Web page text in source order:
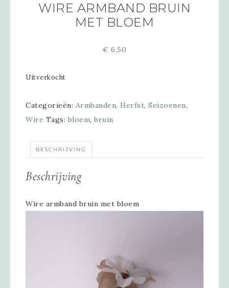
WIRE ARMBAND BRUIN
MET BLOEM
€ 6,50
Uitverkocht
Categorieën: Armbanden, Herfst, Seizoenen,
Wire Tags: bloem, bruin
BESCHRIJVING
Beschrijving
Wire armband bruin met bloem